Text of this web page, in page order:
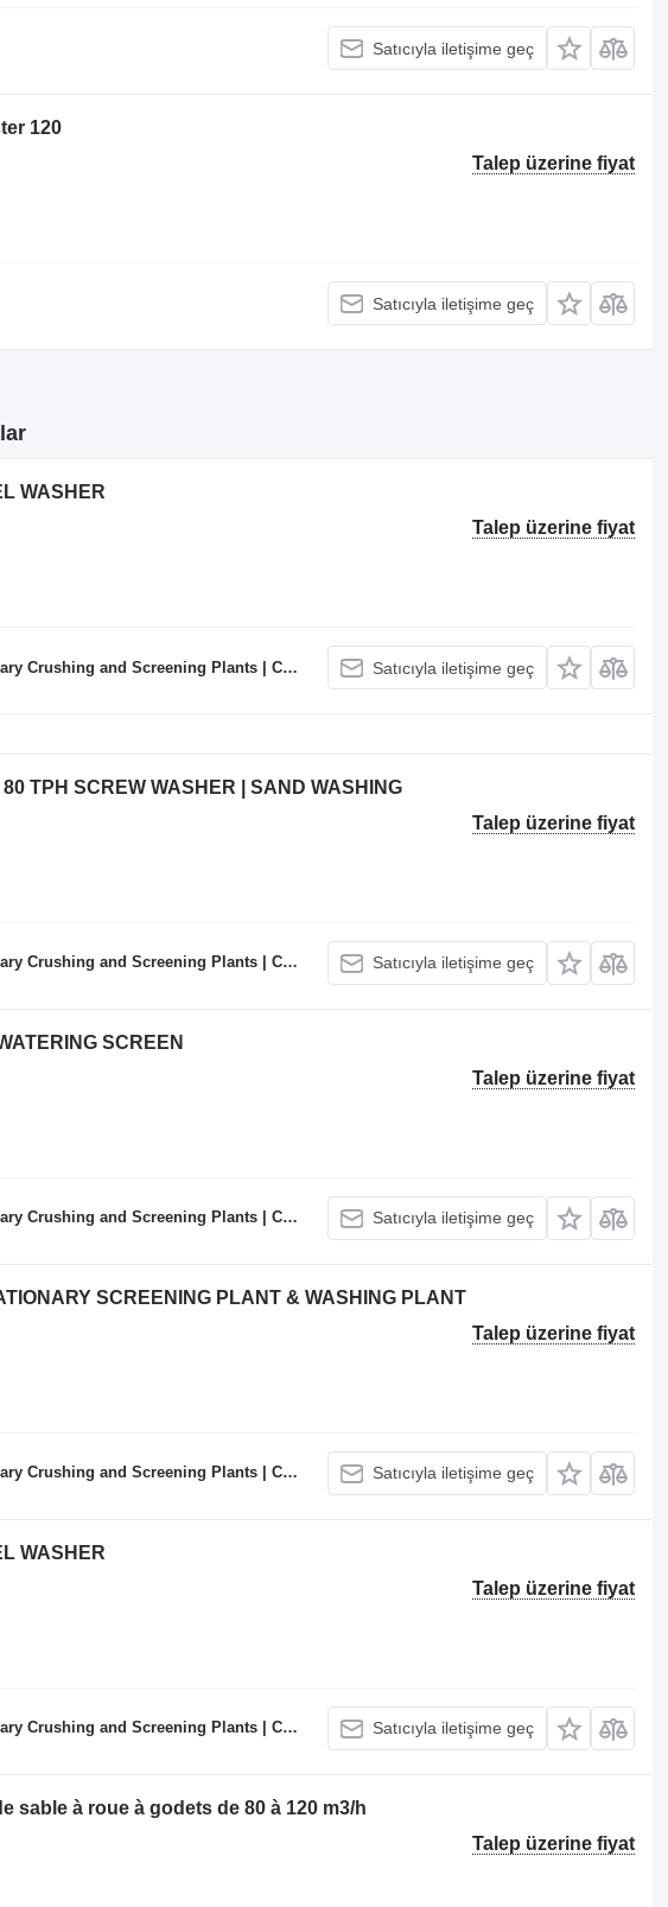
Satıcıyla iletişime geç
120
Talep üzerine fiyat
Satıcıyla iletişime geç
WASHER
Talep üzerine fiyat
Screening Plants | Concrete Batching Plants Manufacturer Satıcıyla iletişime geç
TPH SCREW WASHER | SAND WASHING
Talep üzerine fiyat
Screening Plants | Concrete Batching Plants Manufacturer Satıcıyla iletişime geç
SCREEN
Talep üzerine fiyat
Screening Plants | Concrete Batching Plants Manufacturer Satıcıyla iletişime geç
SCREENING PLANT & WASHING PLANT
Talep üzerine fiyat
Screening Plants | Concrete Batching Plants Manufacturer Satıcıyla iletişime geç
WASHER
Talep üzerine fiyat
Screening Plants | Concrete Batching Plants Manufacturer Satıcıyla iletişime geç
sable à roue à godets de 80 à 120 m3/h
Talep üzerine fiyat